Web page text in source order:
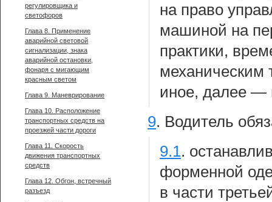
на право
машиной на
практики,
механическим
иное, далее —
9. Водитель
9.1.
форменной
в части
регулировщика и
светофоров
Глава 8. Применение
аварийной световой
сигнализации, знака
аварийной остановки,
фонаря с мигающим
красным светом
Глава 9. Маневрирование
Глава 10. Расположение
транспортных средств на
проезжей части дороги
Глава 11. Скорость
движения транспортных
средств
Глава 12. Обгон, встречный
разъезд